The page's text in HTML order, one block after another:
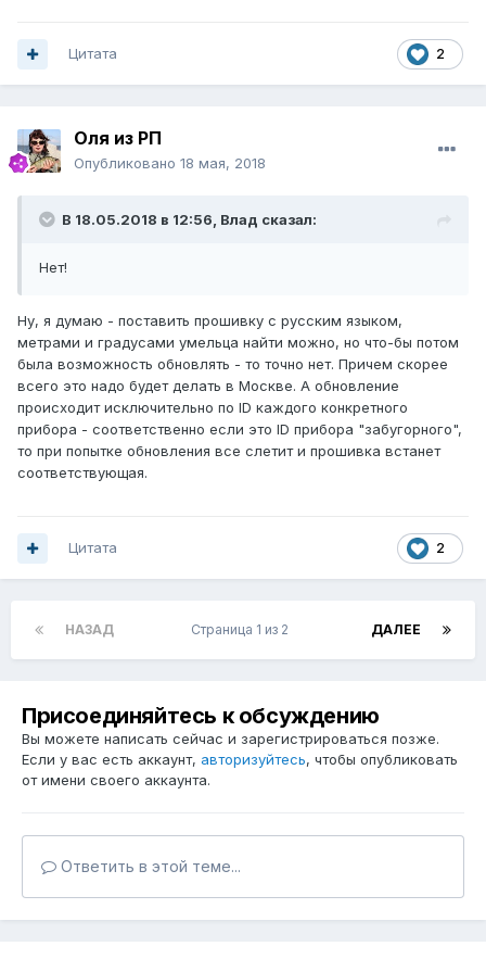
2
Цитата
Оля из РП
Опубликовано 18 мая, 2018
В 18.05.2018 в 12:56, Влад сказал:
Нет!
Ну, я думаю - поставить прошивку с русским языком,
метрами и градусами умельца найти можно, но что-бы потом
была возможность обновлять - то точно нет. Причем скорее
всего это надо будет делать в Москве. А обновление
происходит исключительно по ID каждого конкретного
прибора - соответственно если это ID прибора "забугорного",
то при попытке обновления все слетит и прошивка встанет
соответствующая.
2
Цитата
НАЗАД ДАЛЕЕ
Страница 1 из 2
Присоединяйтесь к обсуждению
Вы можете написать сейчас и зарегистрироваться позже.
Если у вас есть аккаунт, авторизуйтесь, чтобы опубликовать
от имени своего аккаунта.
Ответить в этой теме...